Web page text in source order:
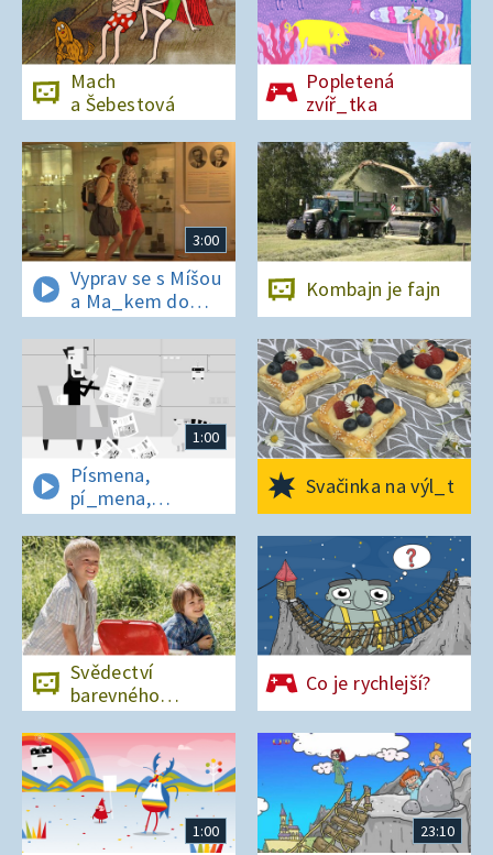
Mach
a Šebestová
Popletená
zvíř_tka
3:00
Vyprav se s Míšou
a Ma_kem do
Dobrovických
muzeí
Kombajn je fajn
1:00
Písmena,
pí_mena,
písmena
Svačinka na výl_t
Svědectví
barevného
ostrova
Co je rychlejší?
1:00 23:10